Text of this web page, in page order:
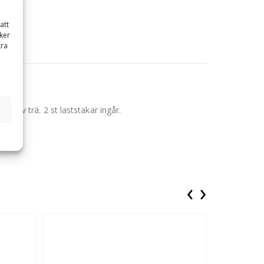
av trä. 2 st laststakar ingår.
‹ ›